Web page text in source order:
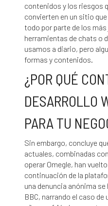
contenidos y los riesgos
convierten en un sitio
todo por parte de los
herramientas de chats o
usamos a diario, pero
formas y contenidos.
¿POR QUÉ
DESARROLLO
PARA TU
Sin embargo, concluye
actuales, combinadas
operar Omegle, han
continuación de la
una denuncia anónima se
BBC, narrando el caso de